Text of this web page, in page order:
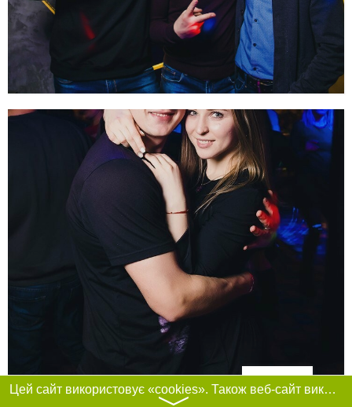
Фільтри
Цей сайт використовує «cookies». Також веб-сайт використовує інтернет-сервіс для збору технічних даних стосовно відвідувачів з метою отримання маркетингової та статистичної інформації. Умови обробки даних відвідувачів сайту див.
〉